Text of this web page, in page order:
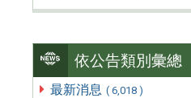
依公告類別彙總
最新消息 ( 6,018 )